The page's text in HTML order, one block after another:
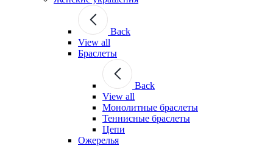
Back
View all
Браслеты
Back
View all
Монолитные браслеты
Теннисные браслеты
Цепи
Ожерелья